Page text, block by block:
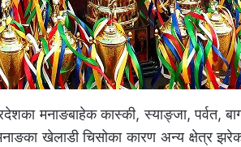
मनाङबाहेक कास्की, स्याङ्जा, पर्वत,
खेलाडी चिसोका कारण अन्य क्षेत्र